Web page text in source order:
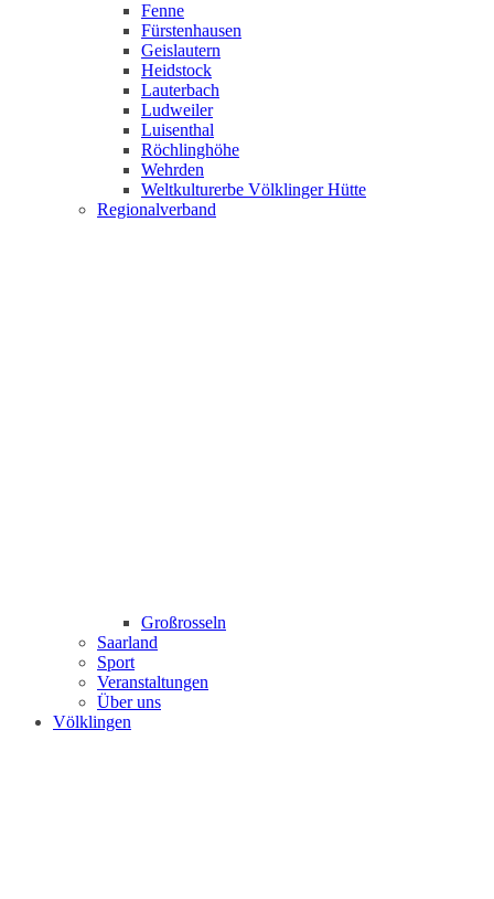
Fenne
Fürstenhausen
Geislautern
Heidstock
Lauterbach
Ludweiler
Luisenthal
Röchlinghöhe
Wehrden
Weltkulturerbe Völklinger Hütte
Regionalverband
Großrosseln
Saarland
Sport
Veranstaltungen
Über uns
Völklingen